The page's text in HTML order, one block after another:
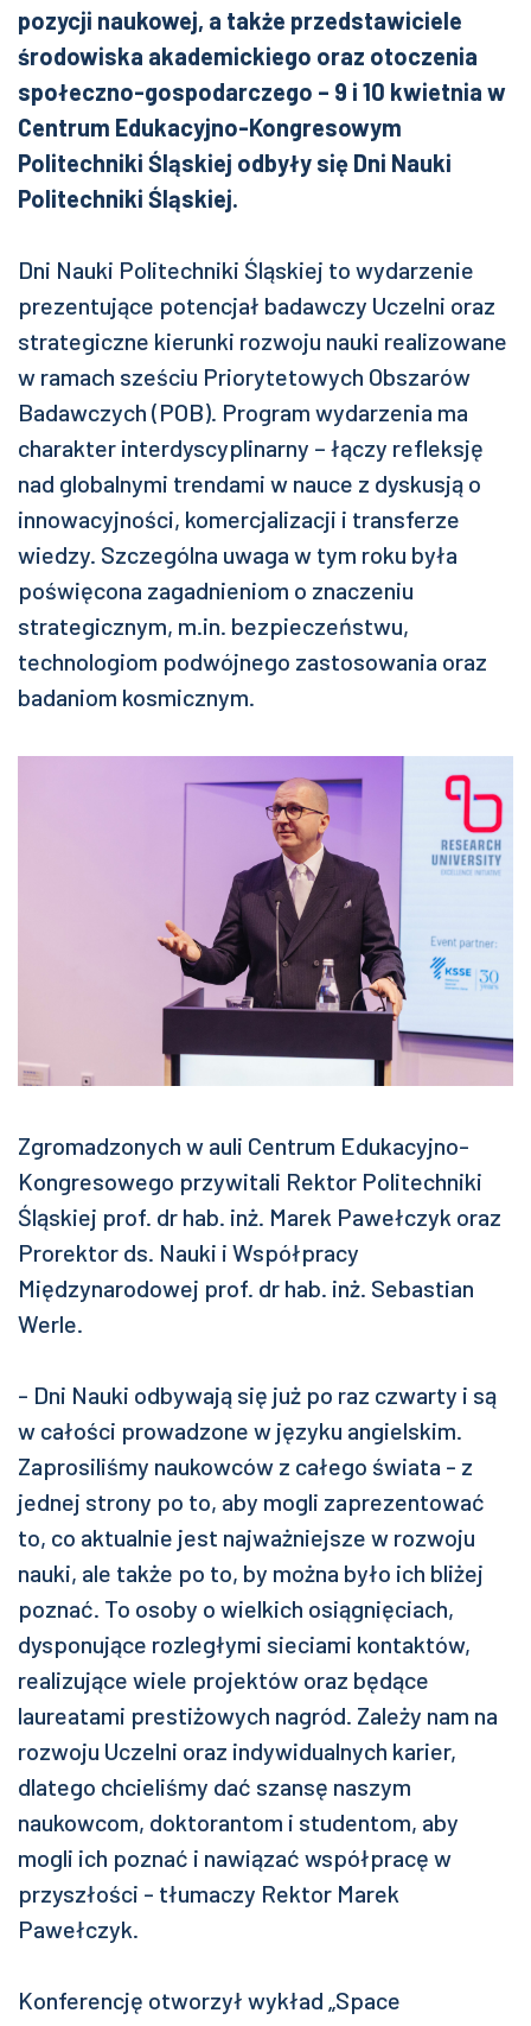
pozycji naukowej, a także przedstawiciele
środowiska akademickiego oraz otoczenia
społeczno-gospodarczego – 9 i 10 kwietnia w
Centrum Edukacyjno-Kongresowym
Politechniki Śląskiej odbyły się Dni Nauki
Politechniki Śląskiej.
Dni Nauki Politechniki Śląskiej to wydarzenie
prezentujące potencjał badawczy Uczelni oraz
strategiczne kierunki rozwoju nauki realizowane
w ramach sześciu Priorytetowych Obszarów
Badawczych (POB). Program wydarzenia ma
charakter interdyscyplinarny – łączy refleksję
nad globalnymi trendami w nauce z dyskusją o
innowacyjności, komercjalizacji i transferze
wiedzy. Szczególna uwaga w tym roku była
poświęcona zagadnieniom o znaczeniu
strategicznym, m.in. bezpieczeństwu,
technologiom podwójnego zastosowania oraz
badaniom kosmicznym.
Zgromadzonych w auli Centrum Edukacyjno-
Kongresowego przywitali Rektor Politechniki
Śląskiej prof. dr hab. inż. Marek Pawełczyk oraz
Prorektor ds. Nauki i Współpracy
Międzynarodowej prof. dr hab. inż. Sebastian
Werle.
- Dni Nauki odbywają się już po raz czwarty i są
w całości prowadzone w języku angielskim.
Zaprosiliśmy naukowców z całego świata - z
jednej strony po to, aby mogli zaprezentować
to, co aktualnie jest najważniejsze w rozwoju
nauki, ale także po to, by można było ich bliżej
poznać. To osoby o wielkich osiągnięciach,
dysponujące rozległymi sieciami kontaktów,
realizujące wiele projektów oraz będące
laureatami prestiżowych nagród. Zależy nam na
rozwoju Uczelni oraz indywidualnych karier,
dlatego chcieliśmy dać szansę naszym
naukowcom, doktorantom i studentom, aby
mogli ich poznać i nawiązać współpracę w
przyszłości - tłumaczy Rektor Marek
Pawełczyk.
Konferencję otworzył wykład „Space